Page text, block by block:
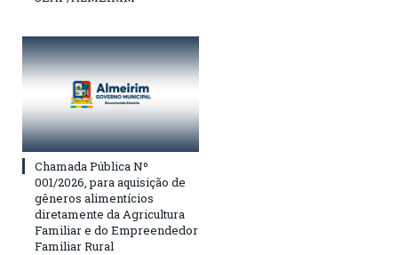
Chamada Pública Nº
001/2026, para aquisição de
gêneros alimentícios
diretamente da Agricultura
Familiar e do Empreendedor
Familiar Rural